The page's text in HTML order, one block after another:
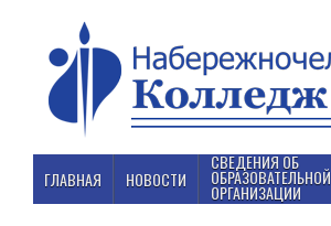
ГЛАВНАЯ НОВОСТИ
СВЕДЕНИЯ ОБ
ОБРАЗОВАТЕЛЬНОЙ
ОРГАНИЗАЦИИ